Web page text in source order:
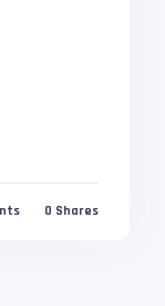
0 Shares